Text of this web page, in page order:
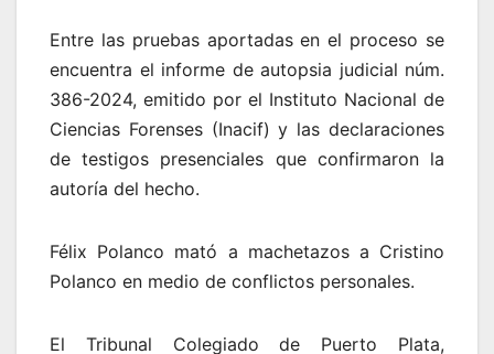
Entre las pruebas aportadas en el proceso se
encuentra el informe de autopsia judicial núm.
386-2024, emitido por el Instituto Nacional de
Ciencias Forenses (Inacif) y las declaraciones
de testigos presenciales que confirmaron la
autoría del hecho.
Félix Polanco mató a machetazos a Cristino
Polanco en medio de conflictos personales.
El Tribunal Colegiado de Puerto Plata,